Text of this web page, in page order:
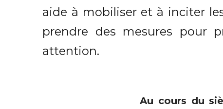
aide à mobiliser et à inciter
prendre des mesures pour
attention.
Au cours du